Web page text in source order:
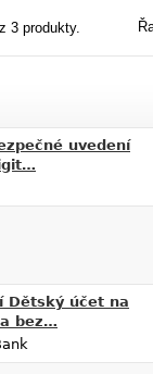
3 produkty.
uvedení
Dětský účet na
bez…